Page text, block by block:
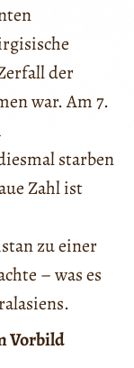
der
war. Am 7.
starben
Zahl ist
zu einer
– was es
Vorbild